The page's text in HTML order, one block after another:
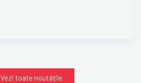
Vezi toate noutățile